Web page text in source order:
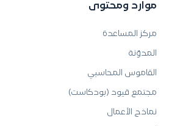
موارد ومحتوى
مركز المساعدة
المدوّنة
القاموس المحاسبي
مجتمع قيود (بودكاست)
نماذج الأعمال